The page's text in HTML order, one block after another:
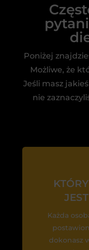
Poniżej
Możliwe, że
Jeśli masz
nie
Każda
dokonasz